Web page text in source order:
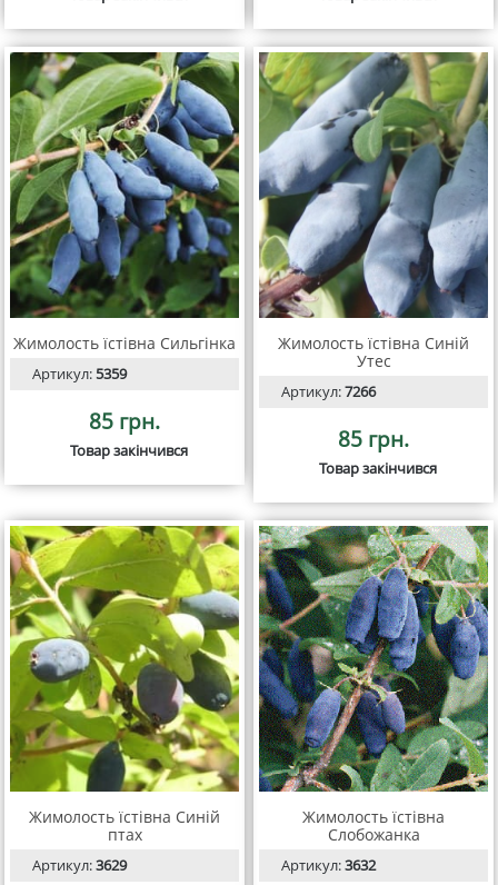
Жимолость їстівна Сильгінка
Артикул:5359
85 грн.
Товар закінчився
Жимолость їстівна Синій
Утес
Артикул:7266
85 грн.
Товар закінчився
Жимолость їстівна Синій
птах
Артикул:3629
Жимолость їстівна
Слобожанка
Артикул:3632